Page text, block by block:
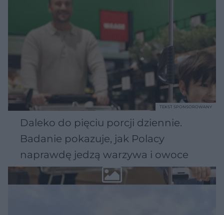
Daleko do pięciu porcji dziennie.
Badanie pokazuje, jak Polacy
naprawdę jedzą warzywa i owoce
TEKST SPONSOROWANY